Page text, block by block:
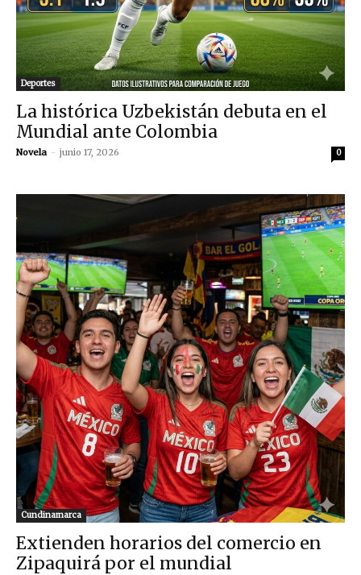
Deportes
La histórica Uzbekistán debuta en el
Mundial ante Colombia
Novela - junio 17, 2026 0
Cundinamarca
Extienden horarios del comercio en
Zipaquirá por el mundial